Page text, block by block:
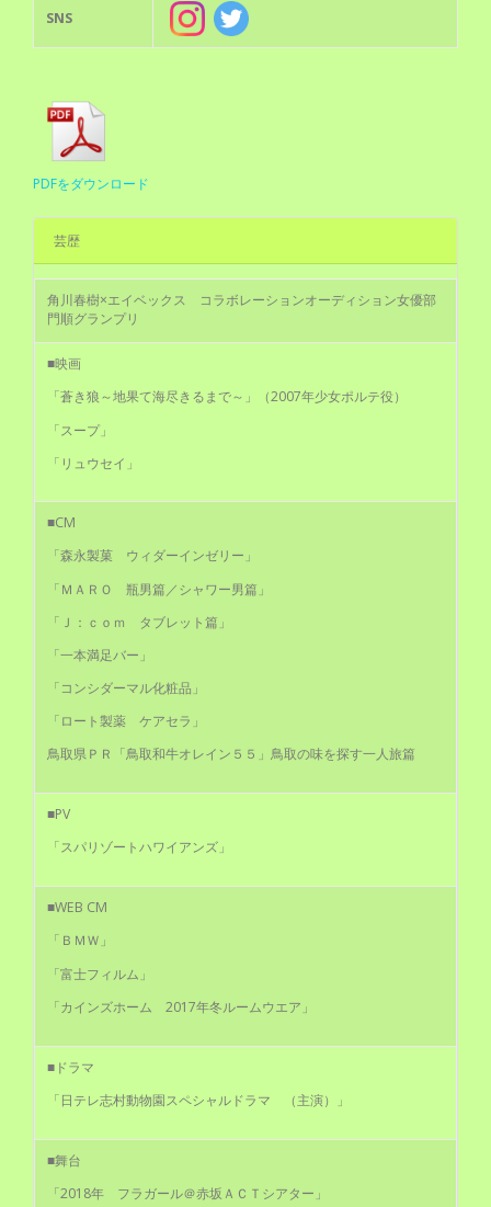
SNS
PDFをダウンロード
芸歴
角川春樹×エイベックス コラボレーションオーディション女優部
門順グランプリ
■映画
「蒼き狼～地果て海尽きるまで～」（2007年少女ポルテ役）
「スープ」
「リュウセイ」
■CM
「森永製菓 ウィダーインゼリー」
「ＭＡＲＯ 瓶男篇／シャワー男篇」
「Ｊ：ｃｏｍ タブレット篇」
「一本満足バー」
「コンシダーマル化粧品」
「ロート製薬 ケアセラ」
鳥取県ＰＲ「鳥取和牛オレイン５５」鳥取の味を探す一人旅篇
■PV
「スパリゾートハワイアンズ」
■WEB CM
「ＢＭＷ」
「富士フィルム」
「カインズホーム 2017年冬ルームウエア」
■ドラマ
「日テレ志村動物園スペシャルドラマ （主演）」
■舞台
「2018年 フラガール＠赤坂ＡＣＴシアター」